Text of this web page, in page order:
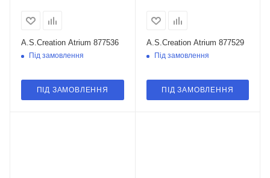
A.S.Creation Atrium 877536
Під замовлення
ПІД ЗАМОВЛЕННЯ
A.S.Creation Atrium 877529
Під замовлення
ПІД ЗАМОВЛЕННЯ